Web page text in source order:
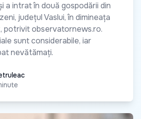
a intrat în două gospodării din
județul Vaslui, în dimineața
potrivit observatornews.ro.
sunt considerabile, iar
nevătămați.